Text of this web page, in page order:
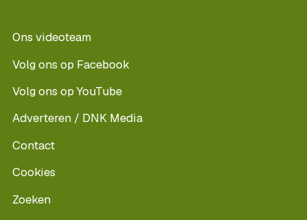
Ons videoteam
Volg ons op Facebook
Volg ons op YouTube
Adverteren / DNK Media
Contact
Cookies
Zoeken